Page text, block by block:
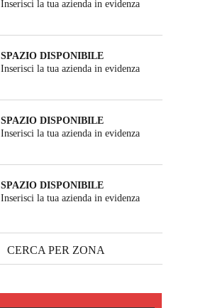
Inserisci la tua azienda in evidenza
SPAZIO DISPONIBILE
Inserisci la tua azienda in evidenza
SPAZIO DISPONIBILE
Inserisci la tua azienda in evidenza
SPAZIO DISPONIBILE
Inserisci la tua azienda in evidenza
CERCA PER ZONA